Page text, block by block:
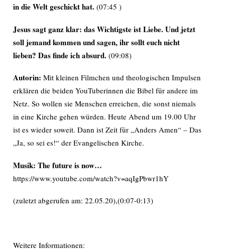
in die Welt geschickt hat. (07:45 )
Jesus sagt ganz klar: das Wichtigste ist Liebe. Und jetzt
soll jemand kommen und sagen, ihr sollt euch nicht
lieben? Das finde ich absurd. (09:08)
Autorin: Mit kleinen Filmchen und theologischen Impulsen
erklären die beiden YouTuberinnen die Bibel für andere im
Netz. So wollen sie Menschen erreichen, die sonst niemals
in eine Kirche gehen würden. Heute Abend um 19.00 Uhr
ist es wieder soweit. Dann ist Zeit für „Anders Amen“ – Das
„Ja, so sei es!“ der Evangelischen Kirche.
Musik: The future is now…
https://www.youtube.com/watch?v=aqIgPbwr1hY
(zuletzt abgerufen am: 22.05.20),(0:07-0:13)
Weitere Informationen: